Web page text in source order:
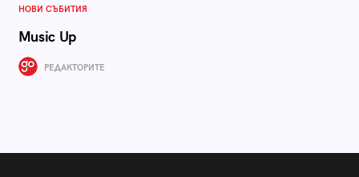
НОВИ СЪБИТИЯ
Music Up
РЕДАКТОРИТЕ